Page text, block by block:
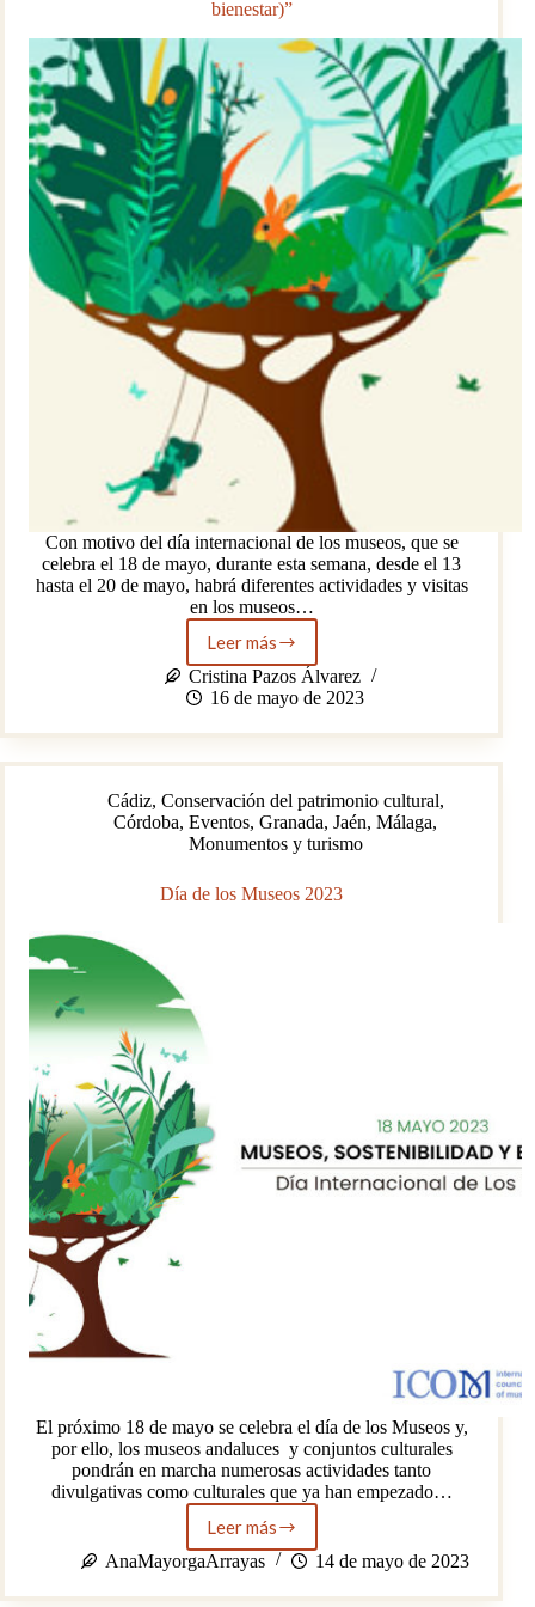
bienestar)”
Con motivo del día internacional de los museos, que se
celebra el 18 de mayo, durante esta semana, desde el 13
hasta el 20 de mayo, habrá diferentes actividades y visitas
en los museos…
Leer más
“Día
internacional
de
Museos
(Museos,
y
bienestar)”
Cristina Pazos Álvarez
16 de mayo de 2023
Cádiz, Conservación del patrimonio cultural,
Córdoba,Eventos,Granada,Jaén,Málaga,
Monumentos y turismo
Día de los Museos 2023
El próximo 18 de mayo se celebra el día de los Museos y,
por ello, los museos andaluces y conjuntos culturales
pondrán en marcha numerosas actividades tanto
divulgativas como culturales que ya han empezado…
Leer más
Día
de
Museos
AnaMayorgaArrayas 14 de mayo de 2023